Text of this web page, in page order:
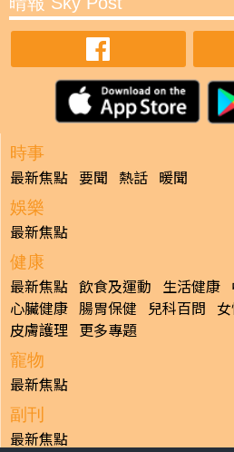
時事
最新焦點 要聞 熱話 暖聞
娛樂
最新焦點
健康
最新焦點 飲食及運動 生活健康
心臟健康 腸胃保健 兒科百問
皮膚護理 更多專題
寵物
最新焦點
副刊
最新焦點